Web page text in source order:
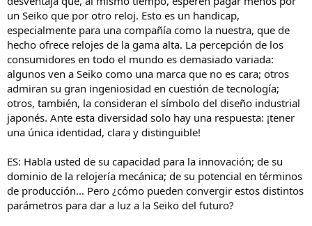
un Seiko que por otro reloj. Esto es un handicap,
especialmente para una compañía como la nuestra, que de
hecho ofrece relojes de la gama alta. La percepción de los
consumidores en todo el mundo es demasiado variada:
algunos ven a Seiko como una marca que no es cara; otros
admiran su gran ingeniosidad en cuestión de tecnología;
otros, también, la consideran el símbolo del diseño industrial
japonés. Ante esta diversidad solo hay una respuesta: ¡tener
una única identidad, clara y distinguible!
ES: Habla usted de su capacidad para la innovación; de su
dominio de la relojería mecánica; de su potencial en términos
de producción... Pero ¿cómo pueden convergir estos distintos
parámetros para dar a luz a la Seiko del futuro?